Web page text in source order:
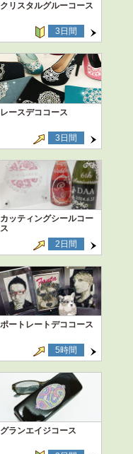
クリスタルグルーコース
3日間
レースデココース
3日間
カッティングシールコー
ス
2日間
ポートレートデココース
5時間
グランエイジコース